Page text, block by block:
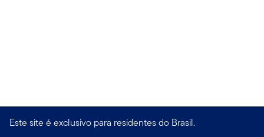
Este site é exclusivo para residentes do Brasil.